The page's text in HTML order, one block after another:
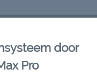
door
Pro